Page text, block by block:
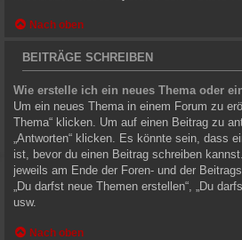
Nach oben
BEITRÄGE SCHREIBEN
Wie erstelle ich ein neues Thema oder
Um ein neues Thema in einem Forum zu
Thema“ klicken. Um auf einen Beitrag zu
„Antworten“ klicken. Es könnte sein, dass
ist, bevor du einen Beitrag schreiben
jeweils am Ende der Foren- und der
„Du darfst neue Themen erstellen“, „Du
usw.
Nach oben